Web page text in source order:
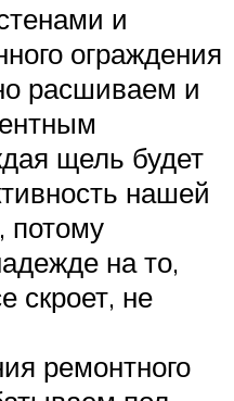
и
ограждения
расшиваем и
щель будет
нашей
потому
на то,
скроет, не
ремонтного